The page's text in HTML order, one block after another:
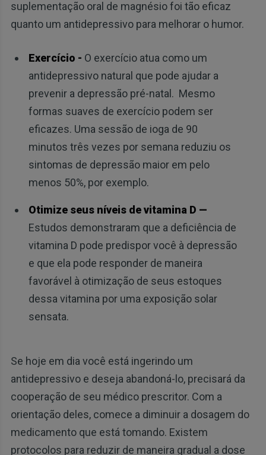
suplementação oral de magnésio foi tão eficaz
quanto um antidepressivo para melhorar o humor.
Exercício - O exercício atua como um
antidepressivo natural que pode ajudar a
prevenir a depressão pré-natal. Mesmo
formas suaves de exercício podem ser
eficazes. Uma sessão de ioga de 90
minutos três vezes por semana reduziu os
sintomas de depressão maior em pelo
menos 50%, por exemplo.
Otimize seus níveis de vitamina D —
Estudos demonstraram que a deficiência de
vitamina D pode predispor você à depressão
e que ela pode responder de maneira
favorável à otimização de seus estoques
dessa vitamina por uma exposição solar
sensata.
Se hoje em dia você está ingerindo um
antidepressivo e deseja abandoná-lo, precisará da
cooperação de seu médico prescritor. Com a
orientação deles, comece a diminuir a dosagem do
medicamento que está tomando. Existem
protocolos para reduzir de maneira gradual a dose